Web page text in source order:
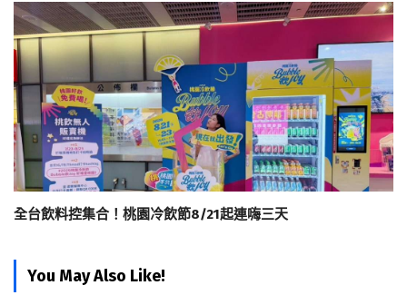
全台飲料控集合！桃園冷飲節8/21起連嗨三天
You May Also Like!